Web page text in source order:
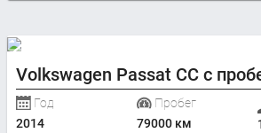
Volkswagen Passat CC с
Год
2014
Пробег
79000 км